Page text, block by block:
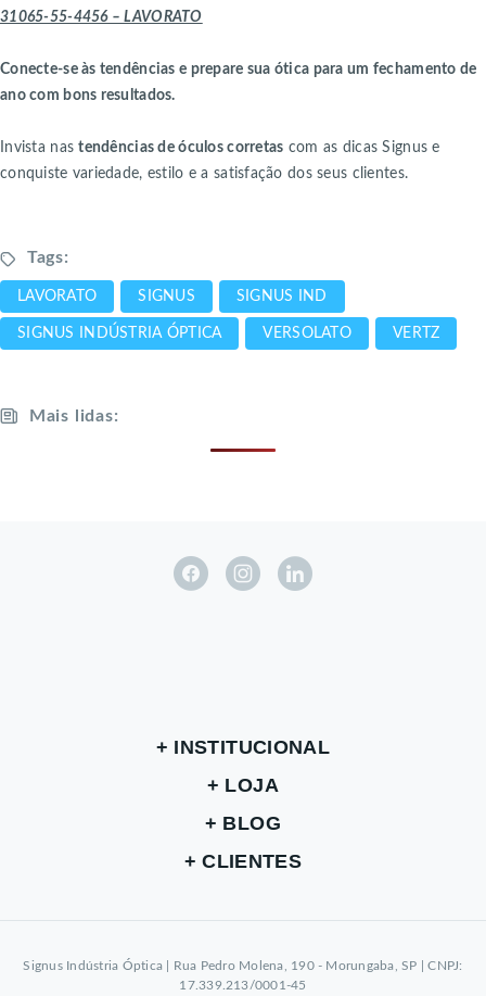
31065-55-4456 – LAVORATO
Conecte-se às tendências e prepare sua ótica para um fechamento de
ano com bons resultados.
Invista nastendências de óculos corretas com as dicas Signus e
conquiste variedade, estilo e a satisfação dos seus clientes.
Tags:
LAVORATO SIGNUS SIGNUS IND
SIGNUS INDÚSTRIA ÓPTICA VERSOLATO VERTZ
Mais lidas:
INSTITUCIONAL
LOJA
BLOG
CLIENTES
Signus Indústria Óptica | Rua Pedro Molena, 190 - Morungaba, SP | CNPJ:
17.339.213/0001-45